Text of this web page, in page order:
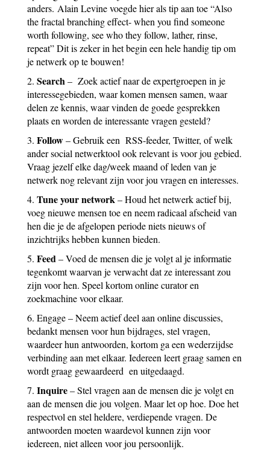
anders. Alain Levine voegde hier als tip aan toe “Also
the fractal branching effect- when you find someone
worth following, see who they follow, lather, rinse,
repeat” Dit is zeker in het begin een hele handig tip om
je netwerk op te bouwen!
2. Search– Zoek actief naar de expertgroepen in je
interessegebieden, waar komen mensen samen, waar
delen ze kennis, waar vinden de goede gesprekken
plaats en worden de interessante vragen gesteld?
3. Follow– Gebruik een RSS-feeder, Twitter, of welk
ander social netwerktool ook relevant is voor jou gebied.
Vraag jezelf elke dag/week maand of leden van je
netwerk nog relevant zijn voor jou vragen en interesses.
4. Tune your network– Houd het netwerk actief bij,
voeg nieuwe mensen toe en neem radicaal afscheid van
hen die je de afgelopen periode niets nieuws of
inzichtrijks hebben kunnen bieden.
5. Feed– Voed de mensen die je volgt al je informatie
tegenkomt waarvan je verwacht dat ze interessant zou
zijn voor hen. Speel kortom online curator en
zoekmachine voor elkaar.
6. Engage – Neem actief deel aan online discussies,
bedankt mensen voor hun bijdrages, stel vragen,
waardeer hun antwoorden, kortom ga een wederzijdse
verbinding aan met elkaar. Iedereen leert graag samen en
wordt graag gewaardeerd en uitgedaagd.
7. Inquire– Stel vragen aan de mensen die je volgt en
aan de mensen die jou volgen. Maar let op hoe. Doe het
respectvol en stel heldere, verdiepende vragen. De
antwoorden moeten waardevol kunnen zijn voor
iedereen, niet alleen voor jou persoonlijk.